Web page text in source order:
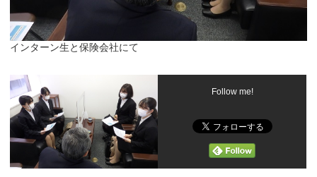
インターン生と保険会社にて
Follow me!